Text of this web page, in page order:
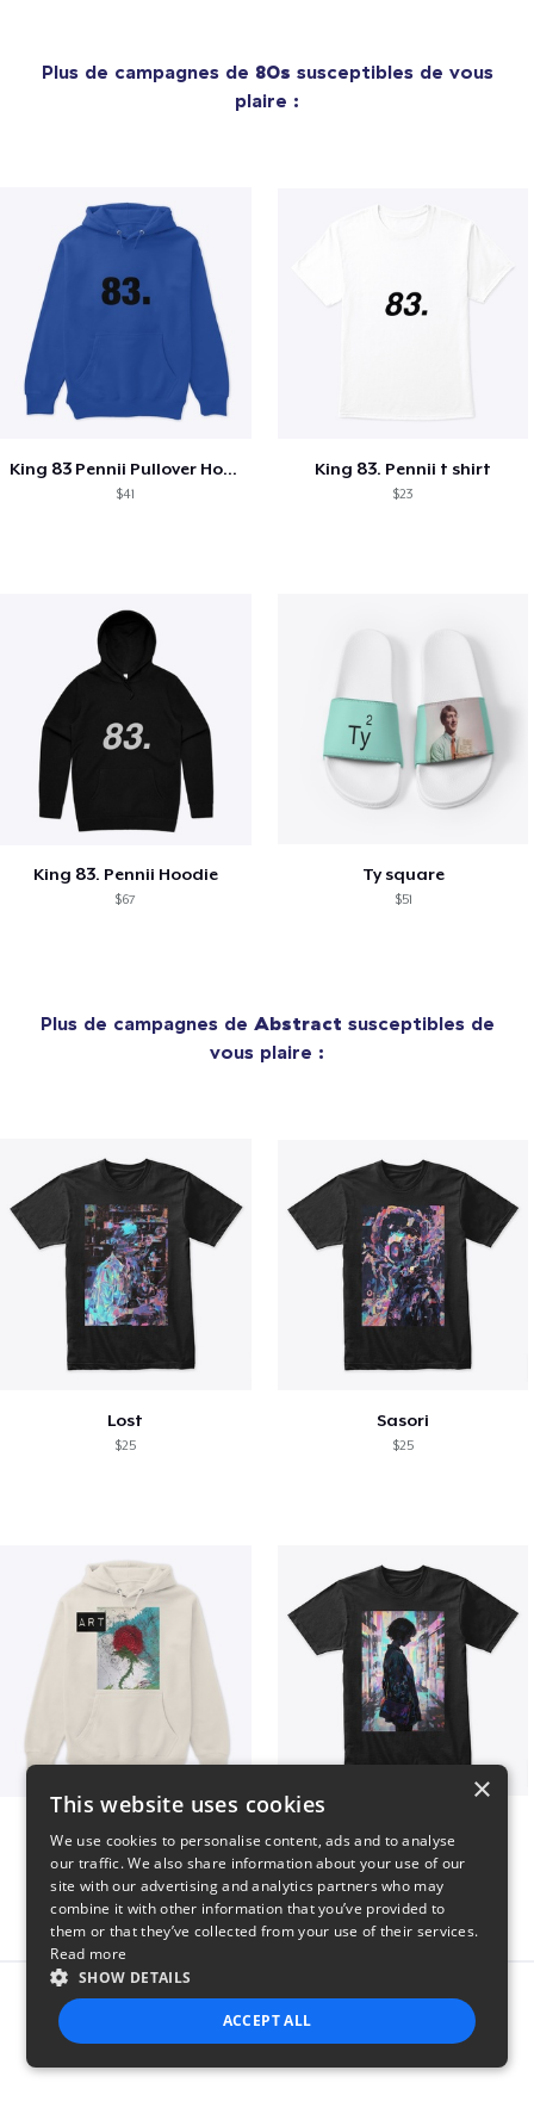
Plus de campagnes de 80s susceptibles de vous
plaire :
King 83 Pennii Pullover Hoodie
$41
King 83. Pennii t shirt
$23
King 83. Pennii Hoodie
$67
Ty square
$51
Plus de campagnes de Abstract susceptibles de
vous plaire :
Lost
$25
Sasori
$25
$37 $25
Report this product
×
This website uses cookies
We use cookies to personalise content, ads and to analyse
our traffic. We also share information about your use of our
site with our advertising and analytics partners who may
combine it with other information that you’ve provided to
them or that they’ve collected from your use of their services.
Read more
SHOW DETAILS
ACCEPT ALL
STRICTLY NECESSARY PERFORMANCE